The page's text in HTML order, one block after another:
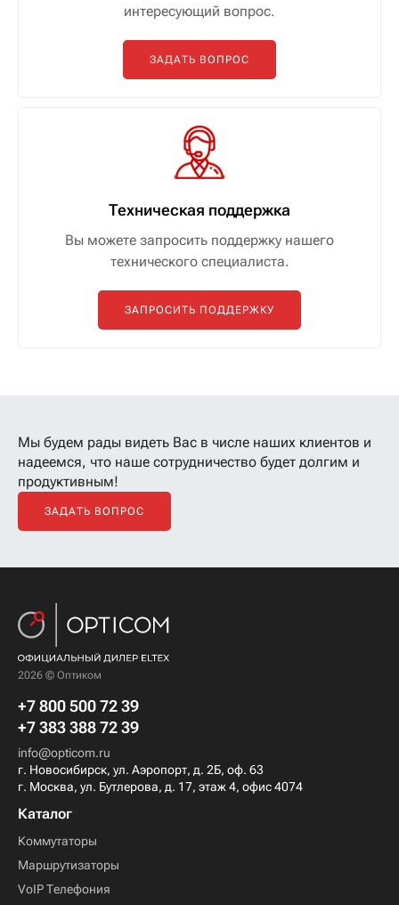
интересующий вопрос.
ЗАДАТЬ ВОПРОС
Техническая поддержка
Вы можете запросить поддержку нашего
технического специалиста.
ЗАПРОСИТЬ ПОДДЕРЖКУ
Мы будем рады видеть Вас в числе наших клиентов и
надеемся, что наше сотрудничество будет долгим и
продуктивным!
ЗАДАТЬ ВОПРОС
2026 © Оптиком
+7 800 500 72 39
+7 383 388 72 39
info@opticom.ru
г. Новосибирск, ул. Аэропорт, д. 2Б, оф. 63
г. Москва, ул. Бутлерова, д. 17, этаж 4, офис 4074
Каталог
Коммутаторы
Маршрутизаторы
VoIP Телефония